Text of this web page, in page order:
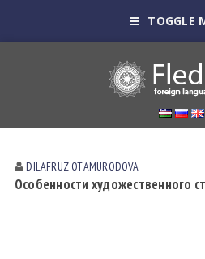
TOGGLE
DILAFRUZ OTАMURODOVА
Особенности художественного